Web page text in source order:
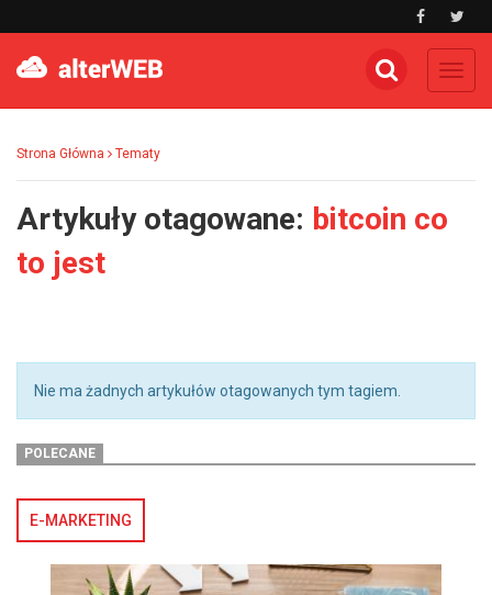
Strona Główna Tematy
Artykuły otagowane: bitcoin co
to jest
Nie ma żadnych artykułów otagowanych tym tagiem.
POLECANE
E-MARKETING